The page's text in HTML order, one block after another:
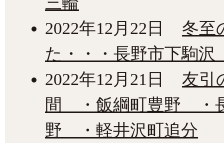
2022年12月22日
冬至
た・・・長野市下駒
2022年12月21日
友引
間 ・飯綱町豊野 ・
野 ・軽井沢町追分